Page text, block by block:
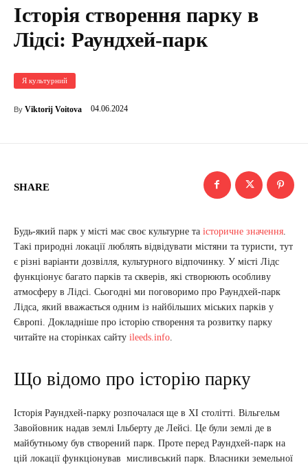
Історія створення парку в
Лідсі: Раундхей-парк
Я культурний
By Viktorij Voitova 04.06.2024
SHARE
Будь-який парк у місті має своє культурне та історичне значення
Такі природні локації люблять відвідувати містяни та туристи, тут
є різні варіанти дозвілля, культурного відпочинку. У місті Лідс
функціонує багато парків та скверів, які створюють особливу
атмосферу в Лідсі. Сьогодні ми поговоримо про Раундхей-парк
Лідса, який вважається одним із найбільших міських парків у
Європі. Докладніше про історію створення та розвитку парку
читайте на сторінках сайту ileeds.info
Що відомо про історію парку
Історія Раундхей-парку розпочалася ще в ХІ столітті. Вільгельм
Завойовник надав землі Ільберту де Лейсі. Це були землі де в
майбутньому був створений парк. Проте перед Раундхей-парк на
цій локації функціонував мисливський парк. Власники земельної